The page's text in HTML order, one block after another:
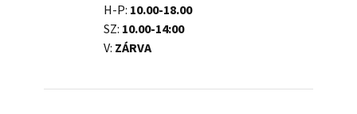
H-P: 10.00-18.00
SZ: 10.00-14:00
V: ZÁRVA